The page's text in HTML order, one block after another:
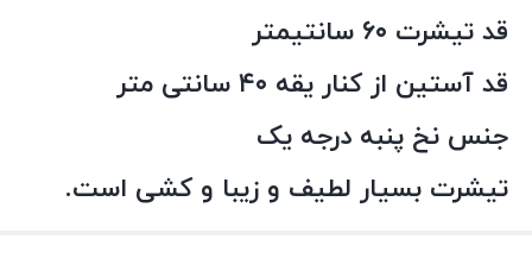
قد تیشرت ۶۰ سانتیمتر
قد آستین از کنار یقه ۴۰ سانتی متر
جنس نخ پنبه درجه یک
تیشرت بسیار لطیف و زیبا و کشی است.